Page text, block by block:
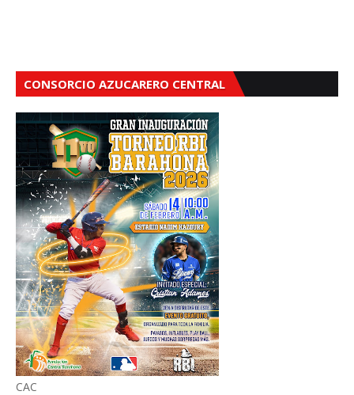
CONSORCIO AZUCARERO CENTRAL
CAC